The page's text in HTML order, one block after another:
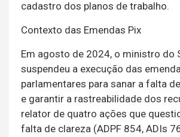
cadastro dos planos de trabalho.
Contexto das Emendas Pix
Em agosto de 2024, o ministro do
suspendeu a execução das
parlamentares para sanar a falta
e garantir a rastreabilidade dos
relator de quatro ações que
falta de clareza (ADPF 854, ADIs